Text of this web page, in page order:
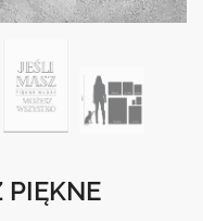
PIĘKNE